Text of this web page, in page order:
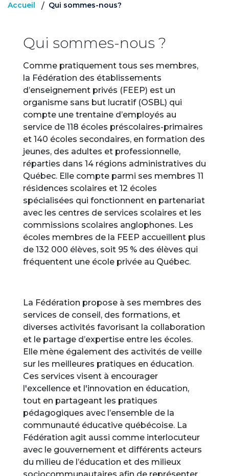
Accueil / Qui sommes-nous?
Qui sommes-nous ?
Comme pratiquement tous ses membres,
la Fédération des établissements
d’enseignement privés (FEEP) est un
organisme sans but lucratif (OSBL) qui
compte une trentaine d’employés au
service de 118 écoles préscolaires-primaires
et 140 écoles secondaires, en formation des
jeunes, des adultes et professionnelle,
réparties dans 14 régions administratives du
Québec. Elle compte parmi ses membres 11
résidences scolaires et 12 écoles
spécialisées qui fonctionnent en partenariat
avec les centres de services scolaires et les
commissions scolaires anglophones. Les
écoles membres de la FEEP accueillent plus
de 132 000 élèves, soit 95 % des élèves qui
fréquentent une école privée au Québec.
La Fédération propose à ses membres des
services de conseil, des formations, et
diverses activités favorisant la collaboration
et le partage d’expertise entre les écoles.
Elle mène également des activités de veille
sur les meilleures pratiques en éducation.
Ces services visent à encourager
l'excellence et l'innovation en éducation,
tout en partageant les pratiques
pédagogiques avec l’ensemble de la
communauté éducative québécoise. La
Fédération agit aussi comme interlocuteur
avec le gouvernement et différents acteurs
du milieu de l’éducation et des milieux